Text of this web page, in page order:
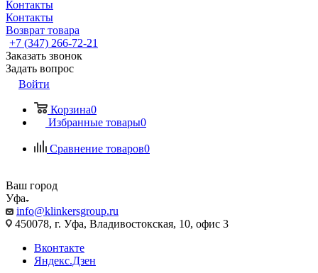
Контакты
Контакты
Возврат товара
+7 (347) 266-72-21
Заказать звонок
Задать вопрос
Войти
Корзина0
Избранные товары0
Сравнение товаров0
Ваш город
Уфа
info@klinkersgroup.ru
450078, г. Уфа, Владивостокская, 10, офис 3
Вконтакте
Яндекс.Дзен